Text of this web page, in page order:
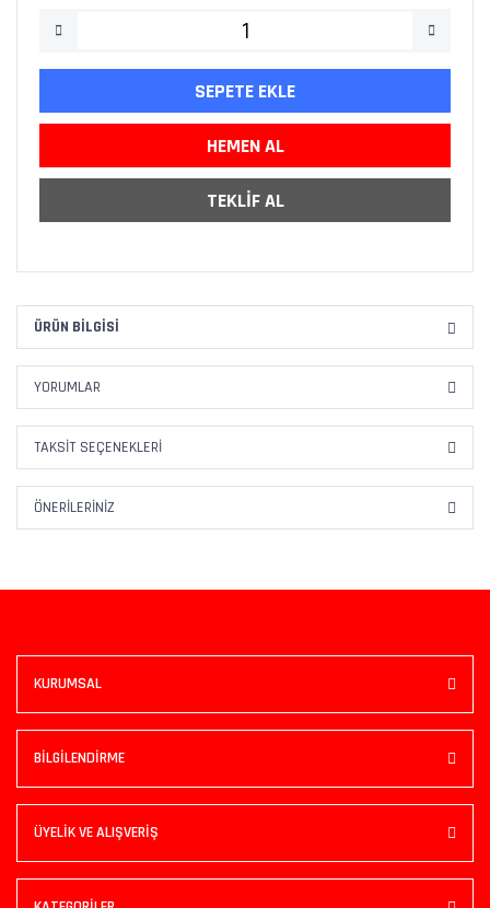
SEPETE EKLE
HEMEN AL
TEKLİF AL
ÜRÜN BILGISI
YORUMLAR
TAKSIT SEÇENEKLERI
ÖNERILERINIZ
KURUMSAL
BİLGİLENDİRME
ÜYELİK VE ALIŞVERİŞ